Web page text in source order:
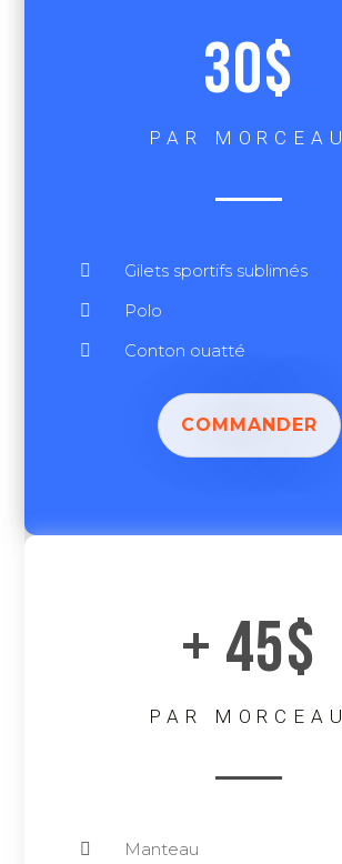
30$
PAR MORCEAU
Gilets sportifs sublimés
Polo
Conton ouatté
COMMANDER
+ 45$
PAR MORCEAU
Manteau